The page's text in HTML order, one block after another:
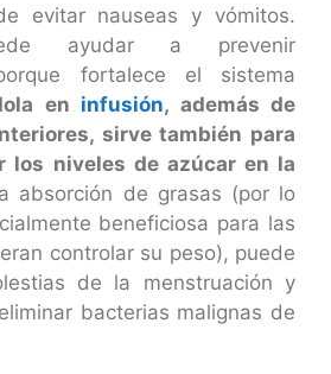
evitar nauseas y vómitos.
ayudar a prevenir
fortalece el sistema
en infusión, además de
sirve también para
los niveles de azúcar en la
absorción de grasas (por lo
beneficiosa para las
controlar su peso), puede
de la menstruación y
bacterias malignas de